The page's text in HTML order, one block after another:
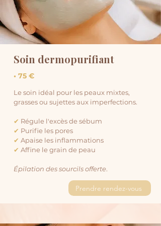
Soin dermopurifiant
• 75 €
Le soin idéal pour les peaux mixtes,
grasses ou sujettes aux imperfections.
✔ Régule l'excès de sébum
✔ Purifie les pores
✔ Apaise les inflammations
✔ Affine le grain de peau
Épilation des sourcils offerte.
Prendre rendez-vous